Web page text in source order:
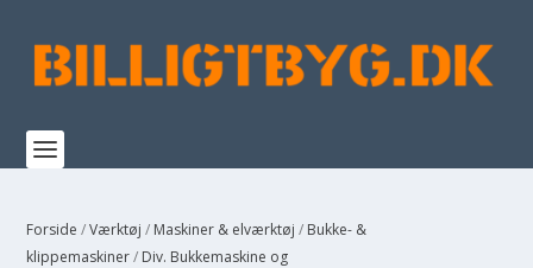
Forside /Værktøj / Maskiner & elværktøj / Bukke- &
klippemaskiner/ Div. Bukkemaskine og